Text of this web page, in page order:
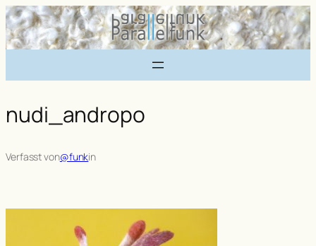
Zum
Inhalt
springen
nudi_andropo
Verfasst von@funkin